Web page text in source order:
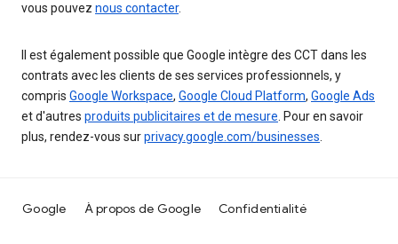
vous pouvez nous contacter.
Il est également possible que Google intègre des CCT dans les
contrats avec les clients de ses services professionnels, y
compris Google Workspace, Google Cloud Platform, Google Ads
et d'autres produits publicitaires et de mesure. Pour en savoir
plus, rendez-vous surprivacy.google.com/businesses.
Google À propos de Google Confidentialité